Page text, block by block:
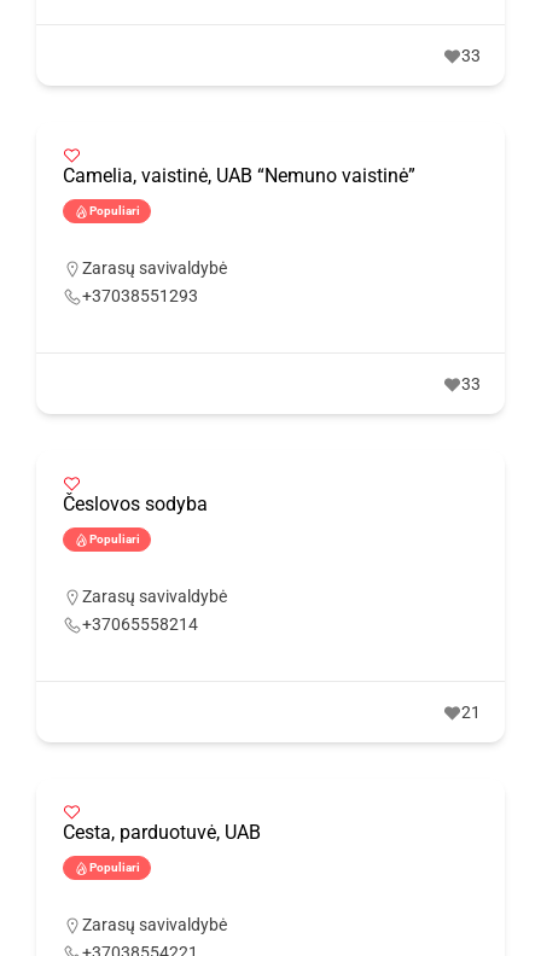
33
Camelia, vaistinė, UAB “Nemuno vaistinė”
Populiari
Zarasų savivaldybė
+37038551293
33
Česlovos sodyba
Populiari
Zarasų savivaldybė
+37065558214
21
Cesta, parduotuvė, UAB
Populiari
Zarasų savivaldybė